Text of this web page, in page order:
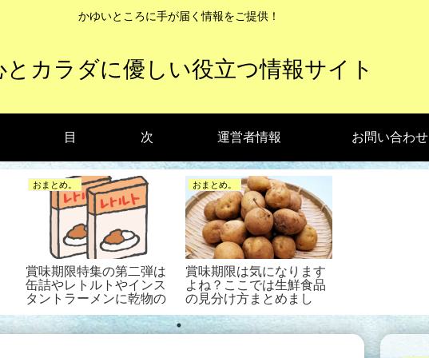
かゆいところに手が届く情報をご提供！
とカラダに優しい役立つ情報サイト
目 次 運営者情報 お問い合わせ
おまとめ。
賞味期限特集の第二弾は
缶詰やレトルトやインス
タントラーメンに乾物の
巻！
おまとめ。
賞味期限は気になります
よね？ここでは生鮮食品
の見分け方まとめまし
た！